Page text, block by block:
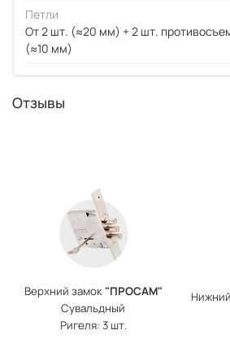
Петли
От 2 шт. (≈20 мм) + 2 шт.
(≈10 мм)
Отзывы
Верхний замок"ПРОСАМ"
Сувальдный
Ригеля: 3 шт.